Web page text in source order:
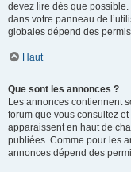
devez lire dès que
dans votre panneau de
globales dépend des
Haut
Que sont les annonces ?
Les annonces contiennent
forum que vous consultez
apparaissent en haut de
publiées. Comme pour les
annonces dépend des